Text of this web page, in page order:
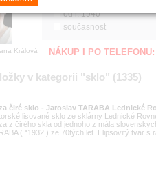
Králová
od r. 1940
současnost
NÁKUP I PO TELEFONU:
v kategorii "sklo" (1335)
čiré sklo - Jaroslav TARABA Lednické
lisované sklo ze sklárny Lednické
z čirého skla od jednoho z mála
( *1932 ) ze 70tých let. Elipsovitý tvar s